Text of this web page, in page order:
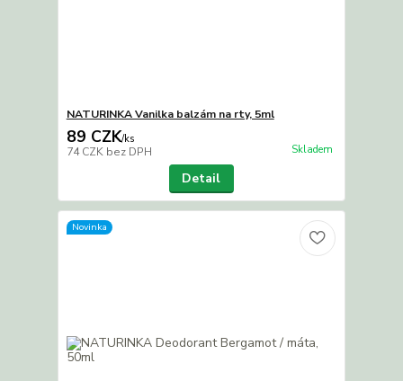
NATURINKA Vanilka balzám na rty, 5ml
89 CZK/ks
74 CZK bez DPH Skladem
Detail
Novinka